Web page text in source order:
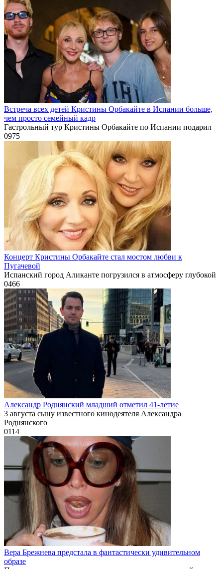
Встреча всех детей Кристины Орбакайте в Испании больше,
чем просто семейный кадр
Гастрольный тур Кристины Орбакайте по Испании подарил
0975
Концерт Кристины Орбакайте стал мостом любви к
Пугачевой
Испанский город Аликанте погрузился в атмосферу глубокой
0466
Александр Роднянский младший отметил 41-летие
3 августа сыну известного кинодеятеля Александра
Роднянского
0114
Вера Брежнева предстала в фантастически удивительном
образе